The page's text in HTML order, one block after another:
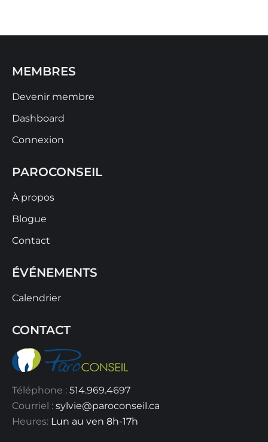
MEMBRES
Devenir membre
Dashboard
Connexion
PAROCONSEIL
À propos
Blogue
Contact
ÉVÉNEMENTS
Calendrier
CONTACT
Téléphone : 514.969.4697
Courriel : sylvie@paroconseil.ca
Heures: Lun au ven 8h-17h